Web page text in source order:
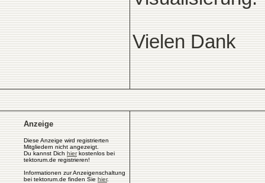
Vielen Dank
Anzeige
Diese Anzeige wird registrierten
Mitgliedern nicht angezeigt.
Du kannst Dich hierkostenlos bei
tektorum.de registrieren!
Informationen zur Anzeigenschaltung
bei tektorum.de finden Sie hier.